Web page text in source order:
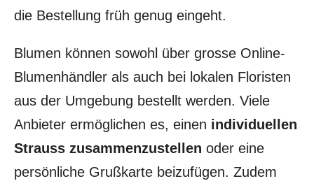
die Bestellung früh genug eingeht.
Blumen können sowohl über grosse Online-
Blumenhändler als auch bei lokalen Floristen
aus der Umgebung bestellt werden. Viele
Anbieter ermöglichen es, einen individuellen
Strauss zusammenzustellen oder eine
persönliche Grußkarte beizufügen. Zudem